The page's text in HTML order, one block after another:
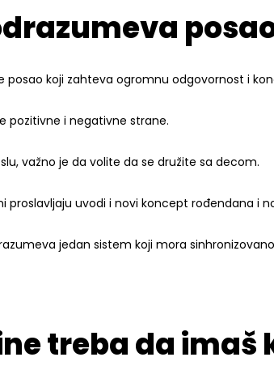
posao koji zahteva ogromnu odgovornost i
pozitivne i negativne strane.
važno je da volite da se družite sa decom.
proslavljaju uvodi i novi koncept rođendana i
jedan sistem koji mora
treba da